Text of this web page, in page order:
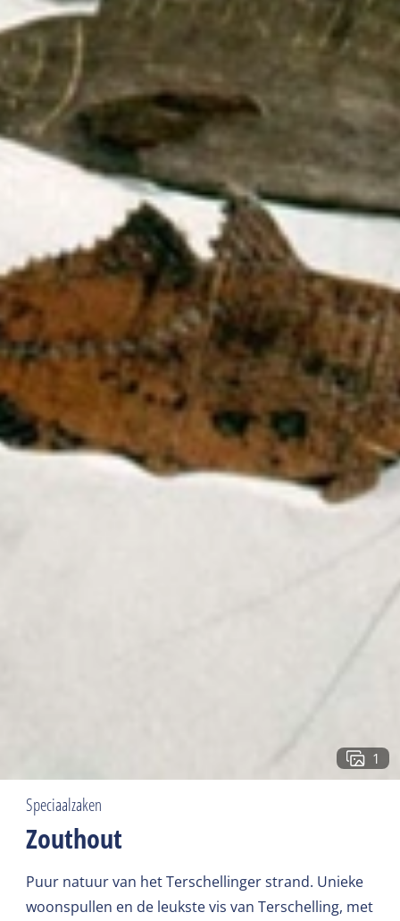
1
Speciaalzaken
Zouthout
Puur natuur van het Terschellinger strand. Unieke
woonspullen en de leukste vis van Terschelling, met